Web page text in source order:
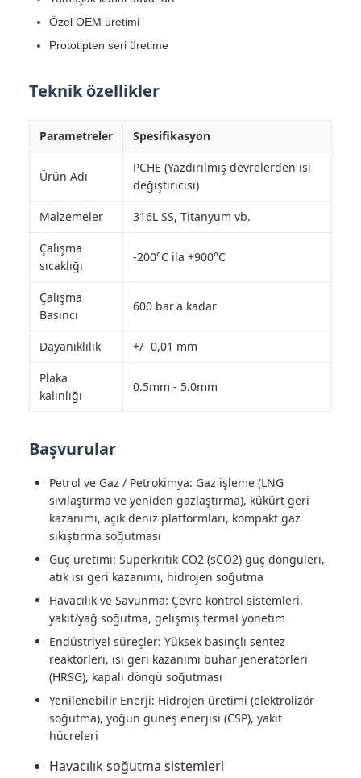
Özel OEM üretimi
Prototipten seri üretime
Teknik özellikler
Parametreler Spesifikasyon
Ürün Adı
PCHE (Yazdırılmış devrelerden ısı
değiştiricisi)
Malzemeler 316L SS, Titanyum vb.
Çalışma
sıcaklığı
-200°C ila +900°C
Çalışma
Basıncı
600 bar'a kadar
Dayanıklılık +/- 0,01 mm
Plaka
kalınlığı
0.5mm - 5.0mm
Başvurular
Petrol ve Gaz / Petrokimya: Gaz işleme (LNG
sıvılaştırma ve yeniden gazlaştırma), kükürt geri
kazanımı, açık deniz platformları, kompakt gaz
sıkıştırma soğutması
Güç üretimi: Süperkritik CO2 (sCO2) güç döngüleri,
atık ısı geri kazanımı, hidrojen soğutma
Havacılık ve Savunma: Çevre kontrol sistemleri,
yakıt/yağ soğutma, gelişmiş termal yönetim
Endüstriyel süreçler: Yüksek basınçlı sentez
reaktörleri, ısı geri kazanımı buhar jeneratörleri
(HRSG), kapalı döngü soğutması
Yenilenebilir Enerji: Hidrojen üretimi (elektrolizör
soğutma), yoğun güneş enerjisi (CSP), yakıt
hücreleri
Havacılık soğutma sistemleri